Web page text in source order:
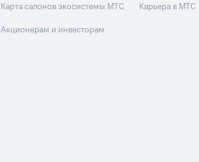
Карта салонов экосистемы МТС
Карьера в МТС
Акционерам и инвесторам